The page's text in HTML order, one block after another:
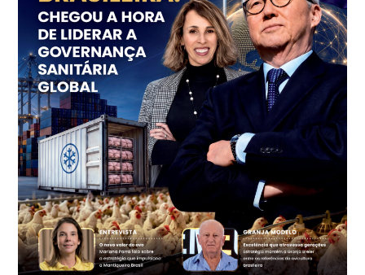
Trigo Atacado - Regional
PR
R$ 1.414,46
t
Trigo Atacado - Regional
RS
R$ 1.314,61
t
Ovo Vermelho - Regional
Vermelho
R$ 171,61
cx
Ovo Branco - Regional